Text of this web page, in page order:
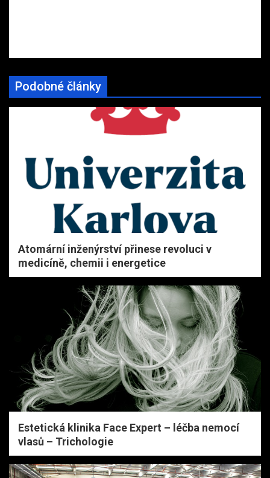
Podobné články
Atomární inženýrství přinese revoluci v
medicíně, chemii i energetice
Estetická klinika Face Expert – léčba nemocí
vlasů – Trichologie